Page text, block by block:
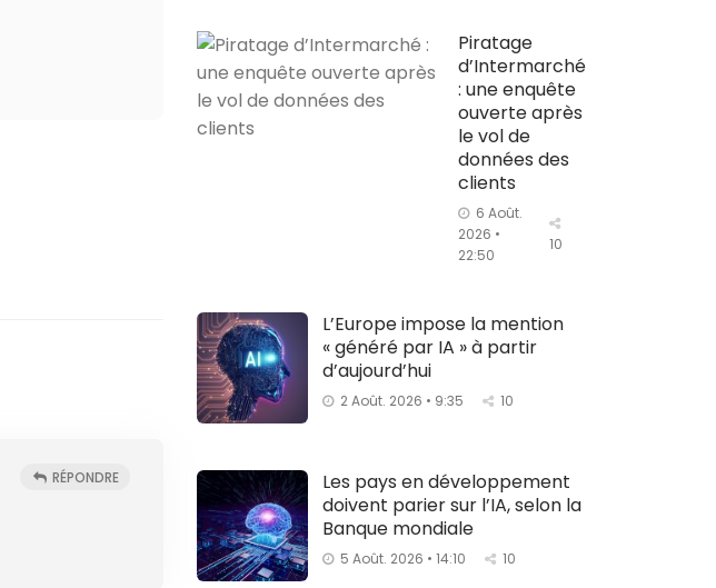
RÉPONDRE
Piratage
d’Intermarché
: une enquête
ouverte après
le vol de
données des
clients
6 Août.
2026 •
22:50
10
L’Europe impose la mention
« généré par IA » à partir
d’aujourd’hui
2 Août. 2026 • 9:35 10
Les pays en développement
doivent parier sur l’IA, selon la
Banque mondiale
5 Août. 2026 • 14:10 10